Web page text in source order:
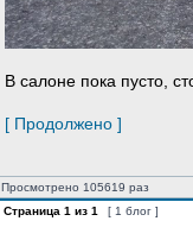
В салоне пока пусто,
[ Продолжено ]
Просмотрено 105619 раз
Страница 1 из 1 [ 1 блог ]